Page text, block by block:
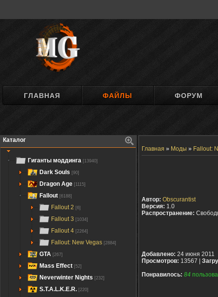
ГЛАВНАЯ ФАЙЛЫ ФОРУМ
Каталог
Гиганты моддинга [13940]
Dark Souls [90]
Dragon Age [1115]
Fallout [6188]
Fallout 2 [6]
Fallout 3 [1034]
Fallout 4 [2264]
Fallout: New Vegas [2884]
GTA [267]
Mass Effect [52]
Neverwinter Nights [232]
S.T.A.L.K.E.R. [220]
Главная » Моды » Fallout:
Автор: Obscurantist
Версия: 1.0
Распространение:
Добавлено: 24 июня 2011
Просмотров: 13567 |
Понравилось: 84